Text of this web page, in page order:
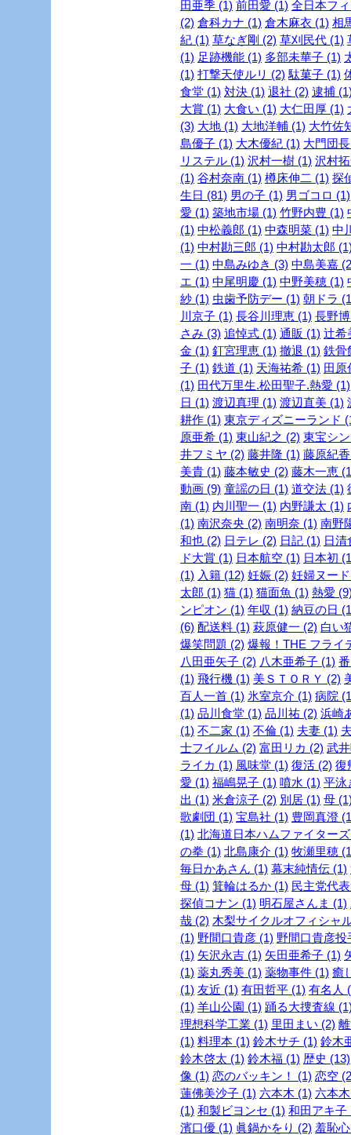
田亜季 (1) 前田愛 (1) 全日本フ
(2) 倉科カナ (1) 倉木麻衣 (1) 相
紀 (1) 草なぎ剛 (2) 草刈民代 (1)
(1) 足跡機能 (1) 多部未華子 (1)
(1) 打撃天使ルリ (2) 駄菓子 (1)
食堂 (1) 対決 (1) 退社 (2) 逮捕
大賞 (1) 大食い (1) 大仁田厚 (1)
(3) 大地 (1) 大地洋輔 (1) 大竹佐
島優子 (1) 大木優紀 (1) 大門団
リステル (1) 沢村一樹 (1) 沢村
(1) 谷村奈南 (1) 樽床伸二 (1) 探
生日 (81) 男の子 (1) 男ゴコロ (1)
愛 (1) 築地市場 (1) 竹野内豊 (1)
(1) 中松義郎 (1) 中森明菜 (1) 中
(1) 中村勘三郎 (1) 中村勘太郎
一 (1) 中島みゆき (3) 中島美嘉
エ (1) 中尾明慶 (1) 中野美穂 (1)
紗 (1) 虫歯予防デー (1) 朝ドラ
川京子 (1) 長谷川理恵 (1) 長野
さみ (3) 追悼式 (1) 通販 (1) 辻希
金 (1) 釘宮理恵 (1) 撤退 (1) 鉄骨
子 (1) 鉄道 (1) 天海祐希 (1) 田原
(1) 田代万里生.松田聖子.熱愛 (1)
日 (1) 渡辺真理 (1) 渡辺直美 (1)
耕作 (1) 東京ディズニーランド
原亜希 (1) 東山紀之 (2) 東宝シ
井フミヤ (2) 藤井隆 (1) 藤原紀
美貴 (1) 藤本敏史 (2) 藤木一恵
動画 (9) 童謡の日 (1) 道交法 (1)
南 (1) 内川聖一 (1) 内野謙太 (1)
(1) 南沢奈央 (2) 南明奈 (1) 南野
和也 (2) 日テレ (2) 日記 (1) 日清
ド大賞 (1) 日本航空 (1) 日本初
(1) 入籍 (12) 妊娠 (2) 妊婦ヌー
太郎 (1) 猫 (1) 猫面魚 (1) 熱愛
ンピオン (1) 年収 (1) 納豆の日
(6) 配送料 (1) 萩原健一 (2) 白い
爆笑問題 (2) 爆報！THE フライ
八田亜矢子 (2) 八木亜希子 (1)
(1) 飛行機 (1) 美ＳＴＯＲＹ (2)
百人一首 (1) 氷室京介 (1) 病院
(1) 品川食堂 (1) 品川祐 (2) 浜崎
(1) 不二家 (1) 不倫 (1) 夫妻 (1)
士フイルム (2) 富田リカ (2) 武
ライカ (1) 風味堂 (1) 復活 (2) 復
愛 (1) 福嶋晃子 (1) 噴水 (1) 平泳
出 (1) 米倉涼子 (2) 別居 (1) 母
歌劇団 (1) 宝島社 (1) 豊岡真澄
(1) 北海道日本ハムファイター
の拳 (1) 北島康介 (1) 牧瀬里穂
毎日かあさん (1) 幕末純情伝 (1)
母 (1) 箕輪はるか (1) 民主党代
探偵コナン (1) 明石屋さんま (1)
哉 (2) 木梨サイクルオフィシャ
(1) 野間口貴彦 (1) 野間口貴彦投
(1) 矢沢永吉 (1) 矢田亜希子 (1)
(1) 薬丸秀美 (1) 薬物事件 (1) 癒
(1) 友近 (1) 有田哲平 (1) 有名人
(1) 羊山公園 (1) 踊る大捜査線
理想科学工業 (1) 里田まい (2)
(1) 料理本 (1) 鈴木サチ (1) 鈴木
鈴木啓太 (1) 鈴木福 (1) 歴史 (13)
像 (1) 恋のバッキン！ (1) 恋空
蓮佛美沙子 (1) 六本木 (1) 六本
(1) 和製ビヨンセ (1) 和田アキ子
濱口優 (1) 眞鍋かをり (2) 羞恥